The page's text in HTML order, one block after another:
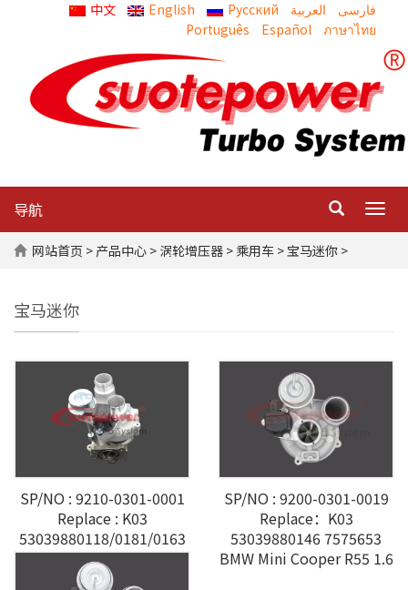
中文 English Русский العربية
Português
Español ภาษาไทย
导航
网站首页 > 产品中心 > 涡轮增压器 > 乘用车 > 宝马迷你 >
宝马迷你
SP/NO : 9210-0301-0001
Replace : K03
53039880118/0181/0163
11657647003 BMW MINI
COOPER 1.6L
SP/NO : 9200-0301-0019
Replace：K03
53039880146 7575653
BMW Mini Cooper R55 1.6